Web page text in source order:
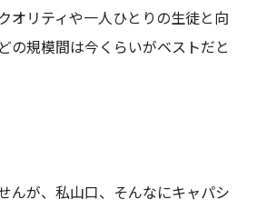
オリティや一人ひとりの生徒と向
の規模間は今くらいがベストだと
んが、私山口、そんなにキャパシ